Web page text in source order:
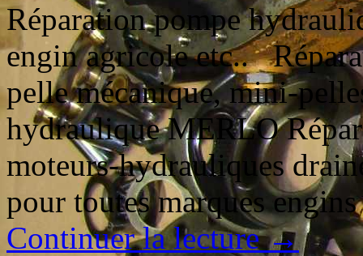
Réparation pompe
engin agricole etc..
pelle mécanique, mini-
hydraulique MERLO
moteurs-hydrauliques
pour toutes marques
Continuer la lecture→